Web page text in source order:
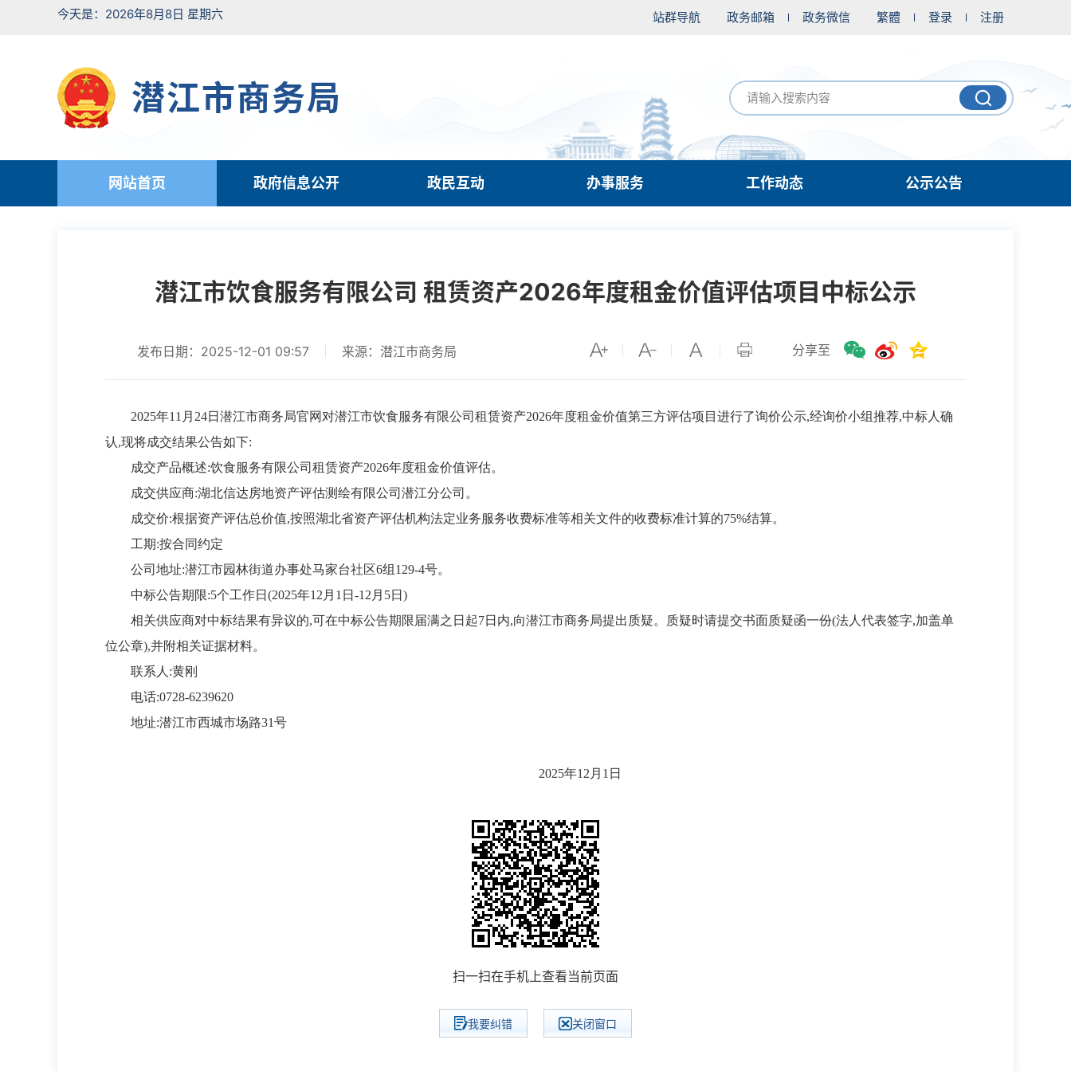
今天是：2026年8月8日 星期六 站群导航 政务邮箱 政务微信 繁體 登录 注册
潜江市商务局
网站首页 政府信息公开 政民互动 办事服务 工作动态 公示公告
潜江市饮食服务有限公司 租赁资产2026年度租金价值评估项目中标公示
分享至
发布日期：2025-12-01 09:57 来源：潜江市商务局
2025年1 1 月 24日潜江市商务局官网对潜江市饮食服务有限公司租赁资产2026年度租金价值第三方评估项目进行了询价公示,经询价小组推荐,中标人确
认,现将成交结果公告如下:
成交产品概述:饮食服务有限公司租赁资产2026年度租金价值评估。
成交供应商:湖北信达房地资产评估测绘有限公司潜江分公司。
成交价:根据资产评估总价值,按照湖北省资产评估机构法定业务服务收费标准等相关文件的收费标准计算的75%结算。
工期:按合同约定
公司地址:潜江市园林街道办事处马家台社区6组129-4号。
中标公告期限:5个工作日 (2025年12月1日-12月5日 )
相关供应商对中标结果有异议的,可在中标公告期限届满之日起7日内,向潜江市商务局提出质疑。质疑时请提交书面质疑函一份(法人代表签字,加盖单
位公章),并附相关证据材料。
联系人 :黄刚
电话:0728-6239620
地址:潜江市西城市场路31号
2025年12月1日
扫一扫在手机上查看当前页面
我要纠错 关闭窗口